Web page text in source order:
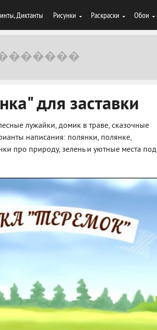
Диктанты Рисунки Раскраски Обои
для заставки
лужайки, домик в траве, сказочные
написания: полянки, полянке,
про природу, зелень и уютные места под